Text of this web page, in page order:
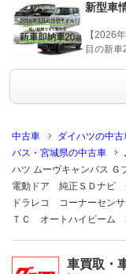
新型車
【2026
目の新車
中古車 ダイハツの中古
バス・宮城県の中古車
ハツ ムーヴキャンバス
電動ドア 純正ＳＤナビ
ドラレコ コーナーセン
ＴＣ オートハイビーム
車買取・